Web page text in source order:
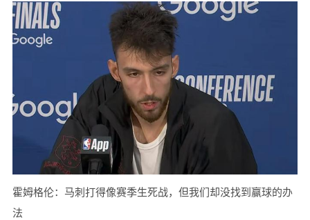
霍姆格伦：马刺打得像赛季生死战，但我们却没找到赢球的办
法